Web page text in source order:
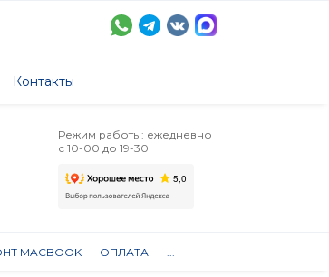
Контакты
Режим работы: ежедневно
с 10-00 до 19-30
MACBOOK ОПЛАТА ...